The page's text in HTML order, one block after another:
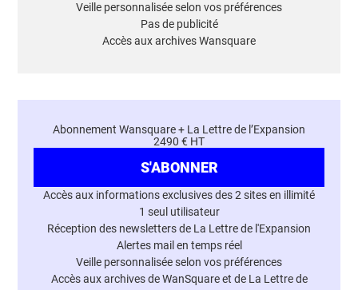
Veille personnalisée selon vos préférences
Pas de publicité
Accès aux archives Wansquare
Abonnement Wansquare + La Lettre de l’Expansion
2490 € HT
S'ABONNER
Accès aux informations exclusives des 2 sites en illimité
1 seul utilisateur
Réception des newsletters de La Lettre de l'Expansion
Alertes mail en temps réel
Veille personnalisée selon vos préférences
Accès aux archives de WanSquare et de La Lettre de